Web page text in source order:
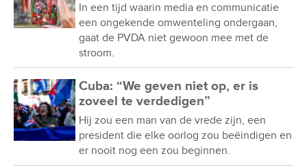
In een tijd waarin media en communicatie
een ongekende omwenteling ondergaan,
gaat de PVDA niet gewoon mee met de
stroom.
Cuba: “We geven niet op, er is
zoveel te verdedigen”
Hij zou een man van de vrede zijn, een
president die elke oorlog zou beëindigen en
er nooit nog een zou beginnen.